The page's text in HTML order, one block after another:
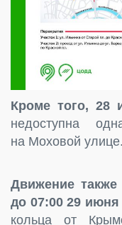
Кроме того, 28
недоступна
на Моховой улице.
Движение
до 07:00 29 июня
кольца от